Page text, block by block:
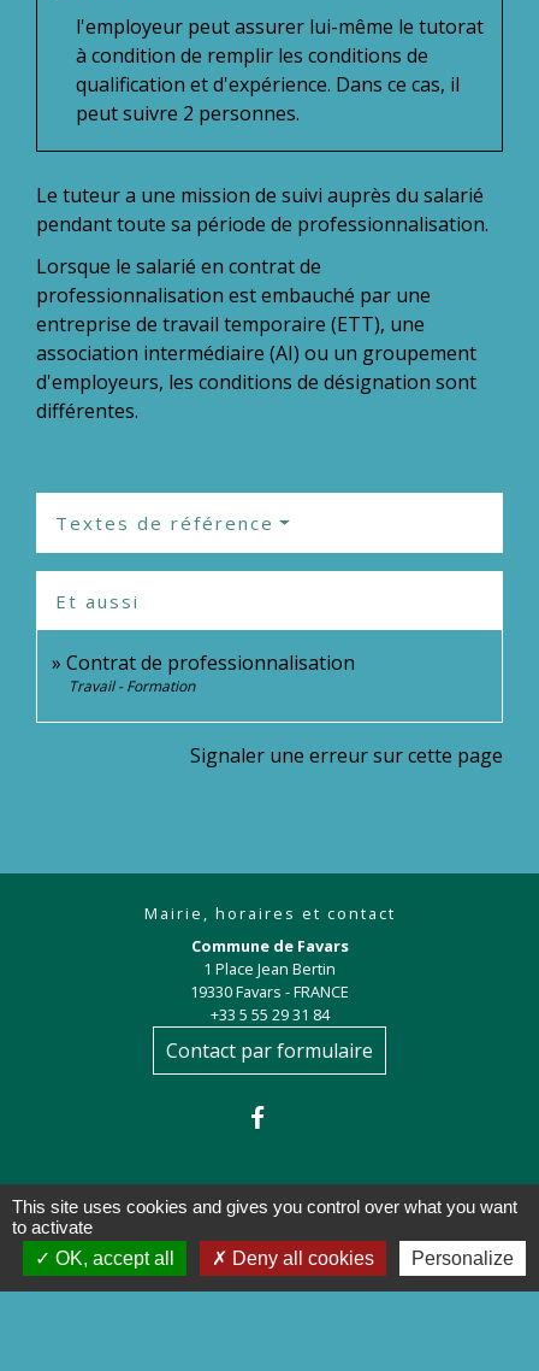
l'employeur peut assurer lui-même le tutorat
à condition de remplir les conditions de
qualification et d'expérience. Dans ce cas, il
peut suivre 2 personnes.
Le tuteur a une mission de suivi auprès du salarié
pendant toute sa période de professionnalisation.
Lorsque le salarié en contrat de
professionnalisation est embauché par une
entreprise de travail temporaire (ETT), une
association intermédiaire (AI) ou un groupement
d'employeurs, les conditions de désignation sont
différentes.
Textes de référence
Et aussi
Contrat de professionnalisation
Travail - Formation
Signaler une erreur sur cette page
Mairie, horaires et contact
Commune de Favars
1 Place Jean Bertin
19330 Favars - FRANCE
+33 5 55 29 31 84
Contact par formulaire
Liens
This site uses cookies and gives you control over what you want
to activate
OK, accept all
Deny all cookies Personalize